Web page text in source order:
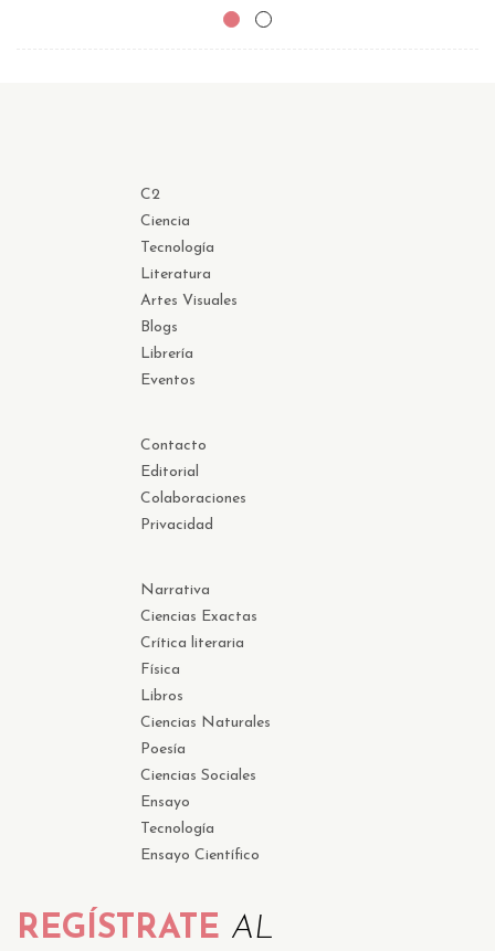
C2
Ciencia
Tecnología
Literatura
Artes Visuales
Blogs
Librería
Eventos
Contacto
Editorial
Colaboraciones
Privacidad
Narrativa
Ciencias Exactas
Crítica literaria
Física
Libros
Ciencias Naturales
Poesía
Ciencias Sociales
Ensayo
Tecnología
Ensayo Científico
REGÍSTRATE AL